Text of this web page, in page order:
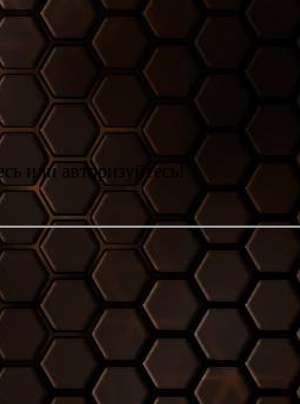
или авторизуйтесь!